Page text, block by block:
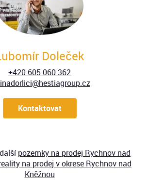
Doleček
+420 605 060 362
Kontaktovat
pozemky na prodej Rychnov nad
na prodej v okrese Rychnov nad
Kněžnou